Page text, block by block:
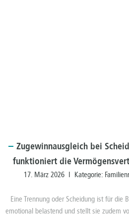
Zugewinnausgleichbei
funktioniert die
17. März 2026 I Kategorie:
Eine Trennung oder Scheidung ist für die
emotional belastend und stellt sie zudem